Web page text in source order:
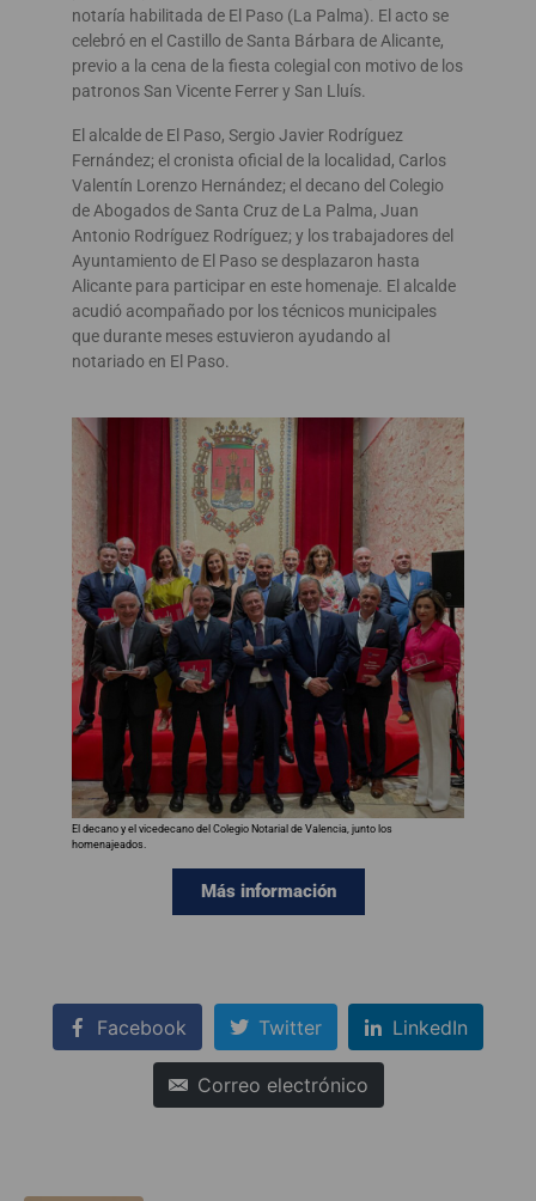
notaría habilitada de El Paso (La Palma). El acto se
celebró en el Castillo de Santa Bárbara de Alicante,
previo a la cena de la fiesta colegial con motivo de los
patronos San Vicente Ferrer y San Lluís.
El alcalde de El Paso, Sergio Javier Rodríguez
Fernández; el cronista oficial de la localidad, Carlos
Valentín Lorenzo Hernández; el decano del Colegio
de Abogados de Santa Cruz de La Palma, Juan
Antonio Rodríguez Rodríguez; y los trabajadores del
Ayuntamiento de El Paso se desplazaron hasta
Alicante para participar en este homenaje. El alcalde
acudió acompañado por los técnicos municipales
que durante meses estuvieron ayudando al
notariado en El Paso.
El decano y el vicedecano del Colegio Notarial de Valencia, junto los
homenajeados.
Más información
Facebook Twitter LinkedIn
Correo electrónico